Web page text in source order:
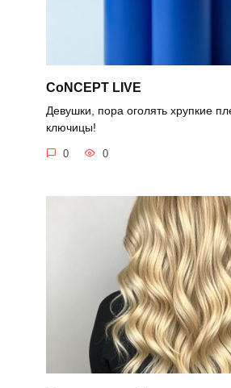
CoNCEPT LIVE
Девушки, пора оголять хрупкие
ключицы!
0 0